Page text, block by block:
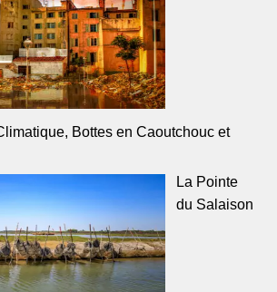
Bottes en Caoutchouc et
La Pointe
du Salaison